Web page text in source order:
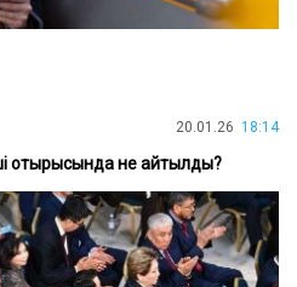
20.01.26 18:14
отырысында не айтылды?